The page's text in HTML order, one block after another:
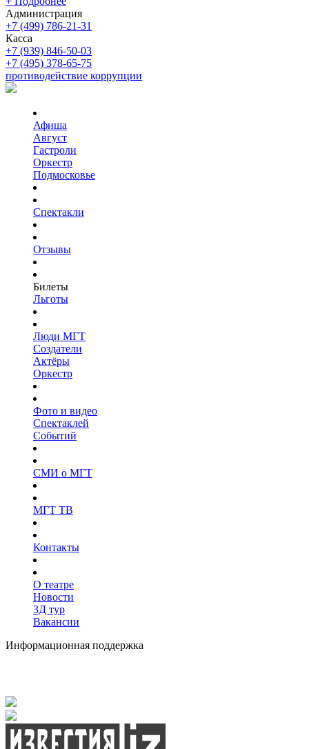
Администрация
+7 (499) 786-21-31
Касса
+7 (939) 846-50-03
+7 (495) 378-65-75
противодействие коррупции
Афиша
Август
Гастроли
Оркестр
Подмосковье
Спектакли
Отзывы
Билеты
Льготы
Люди МГТ
Создатели
Актёры
Оркестр
Фото и видео
Спектаклей
Событий
СМИ о МГТ
МГТ ТВ
Контакты
О театре
Новости
3Д тур
Вакансии
Информационная поддержка